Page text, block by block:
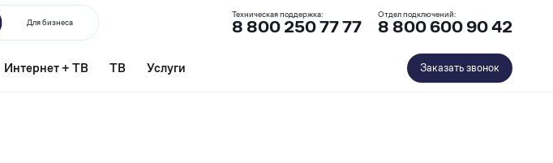
Для бизнеса
Техническая поддержка:
8 800 250 77 77
Отдел подключений:
8 800 600 90 42
Интернет + ТВ ТВ Услуги Заказать звонок